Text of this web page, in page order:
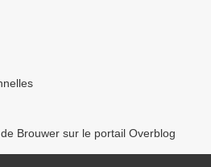
Brouwer sur le portail Overblog